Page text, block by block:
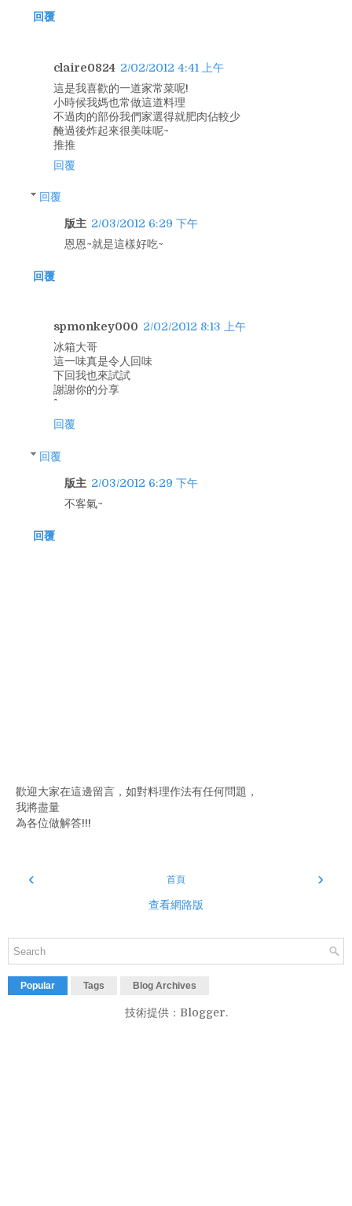
回覆
claire0824 2/02/2012 4:41 上午
這是我喜歡的一道家常菜呢!
小時候我媽也常做這道料理
不過肉的部份我們家選得就肥肉佔較少
醃過後炸起來很美味呢~
推推
回覆
回覆
版主 2/03/2012 6:29 下午
恩恩~就是這樣好吃~
回覆
spmonkey000 2/02/2012 8:13 上午
冰箱大哥
這一味真是令人回味
下回我也來試試
謝謝你的分享
回覆
回覆
版主 2/03/2012 6:29 下午
不客氣~
回覆
歡迎大家在這邊留言，如對料理作法有任何問題，
我將盡量
為各位做解答!!!
‹ ›
首頁
查看網路版
Popular Tags Blog Archives
技術提供： Blogger.